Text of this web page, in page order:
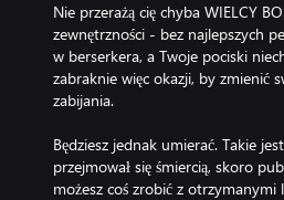
Nie przerażą cię chyba WIELCY
zewnętrzności - bez najlepszych
w berserkera, a Twoje pociski
zabraknie więc okazji, by zmienić
zabijania.
Będziesz jednak umierać. Takie
przejmował się śmiercią, skoro
możesz coś zrobić z otrzymanymi